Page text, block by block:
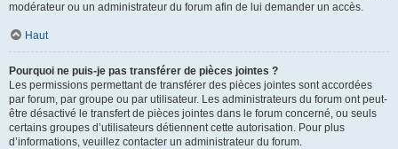
modérateur ou un administrateur du forum afin de lui demander un accès.
Haut
Pourquoi ne puis-je pas transférer de pièces jointes ?
Les permissions permettant de transférer des pièces jointes sont accordées
par forum, par groupe ou par utilisateur. Les administrateurs du forum ont peut-
être désactivé le transfert de pièces jointes dans le forum concerné, ou seuls
certains groupes d’utilisateurs détiennent cette autorisation. Pour plus
d’informations, veuillez contacter un administrateur du forum.